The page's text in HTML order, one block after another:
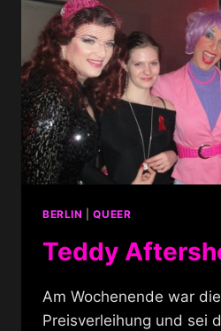
BERLIN |QUEER
Teddy
Am Wochenende war
Preisverleihung und sei